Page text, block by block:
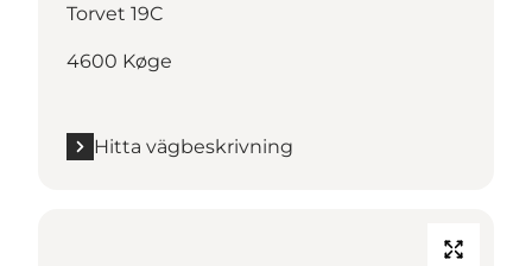
Torvet 19C
4600 Køge
Hitta vägbeskrivning